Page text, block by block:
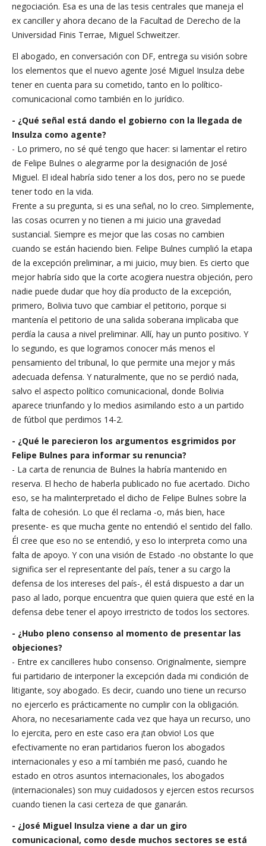
negociación. Esa es una de las tesis centrales que maneja el
ex canciller y ahora decano de la Facultad de Derecho de la
Universidad Finis Terrae, Miguel Schweitzer.
El abogado, en conversación con DF, entrega su visión sobre
los elementos que el nuevo agente José Miguel Insulza debe
tener en cuenta para su cometido, tanto en lo político-
comunicacional como también en lo jurídico.
- ¿Qué señal está dando el gobierno con la llegada de
Insulza como agente?
- Lo primero, no sé qué tengo que hacer: si lamentar el retiro
de Felipe Bulnes o alegrarme por la designación de José
Miguel. El ideal habría sido tener a los dos, pero no se puede
tener todo en la vida.
Frente a su pregunta, si es una señal, no lo creo. Simplemente,
las cosas ocurren y no tienen a mi juicio una gravedad
sustancial. Siempre es mejor que las cosas no cambien
cuando se están haciendo bien. Felipe Bulnes cumplió la etapa
de la excepción preliminar, a mi juicio, muy bien. Es cierto que
mejor habría sido que la corte acogiera nuestra objeción, pero
nadie puede dudar que hoy día producto de la excepción,
primero, Bolivia tuvo que cambiar el petitorio, porque si
mantenía el petitorio de una salida soberana implicaba que
perdía la causa a nivel preliminar. Allí, hay un punto positivo. Y
lo segundo, es que logramos conocer más menos el
pensamiento del tribunal, lo que permite una mejor y más
adecuada defensa. Y naturalmente, que no se perdió nada,
salvo el aspecto político comunicacional, donde Bolivia
aparece triunfando y lo medios asimilando esto a un partido
de fútbol que perdimos 14-2.
- ¿Qué le parecieron los argumentos esgrimidos por
Felipe Bulnes para informar su renuncia?
- La carta de renuncia de Bulnes la habría mantenido en
reserva. El hecho de haberla publicado no fue acertado. Dicho
eso, se ha malinterpretado el dicho de Felipe Bulnes sobre la
falta de cohesión. Lo que él reclama -o, más bien, hace
presente- es que mucha gente no entendió el sentido del fallo.
Él cree que eso no se entendió, y eso lo interpreta como una
falta de apoyo. Y con una visión de Estado -no obstante lo que
significa ser el representante del país, tener a su cargo la
defensa de los intereses del país-, él está dispuesto a dar un
paso al lado, porque encuentra que quien quiera que esté en la
defensa debe tener el apoyo irrestricto de todos los sectores.
- ¿Hubo pleno consenso al momento de presentar las
objeciones?
- Entre ex cancilleres hubo consenso. Originalmente, siempre
fui partidario de interponer la excepción dada mi condición de
litigante, soy abogado. Es decir, cuando uno tiene un recurso
no ejercerlo es prácticamente no cumplir con la obligación.
Ahora, no necesariamente cada vez que haya un recurso, uno
lo ejercita, pero en este caso era ¡tan obvio! Los que
efectivamente no eran partidarios fueron los abogados
internacionales y eso a mí también me pasó, cuando he
estado en otros asuntos internacionales, los abogados
(internacionales) son muy cuidadosos y ejercen estos recursos
cuando tienen la casi certeza de que ganarán.
- ¿José Miguel Insulza viene a dar un giro
comunicacional, como desde muchos sectores se está